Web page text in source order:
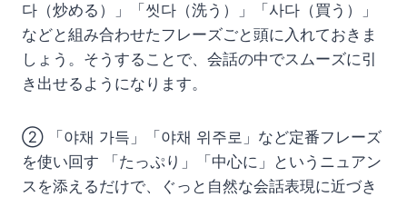
다（炒める）」「씻다（洗う）」「사다（買う）」
などと組み合わせたフレーズごと頭に入れておきま
しょう。そうすることで、会話の中でスムーズに引
き出せるようになります。
② 「야채 가득」「야채 위주로」など定番フレーズ
を使い回す 「たっぷり」「中心に」というニュアン
スを添えるだけで、ぐっと自然な会話表現に近づき